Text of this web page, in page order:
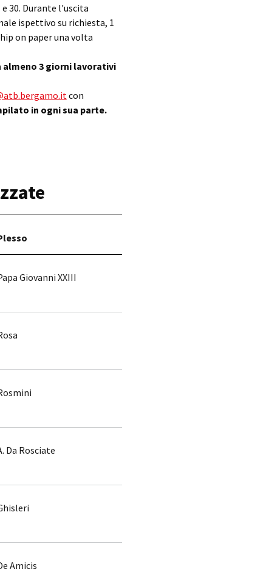
30. Durante l'uscita
ispettivo su richiesta, 1
on paper una volta
almeno 3 giorni lavorativi
con
in ogni sua parte.
Giovanni XXIII
Da Rosciate
Amicis